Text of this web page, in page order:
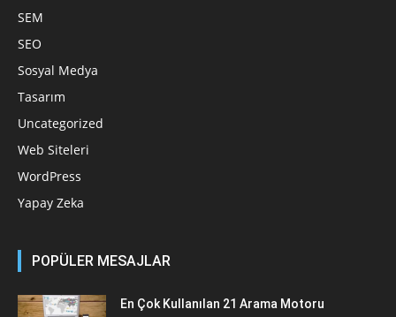
SEM
SEO
Sosyal Medya
Tasarım
Uncategorized
Web Siteleri
WordPress
Yapay Zeka
POPÜLER MESAJLAR
En Çok Kullanılan 21 Arama Motoru